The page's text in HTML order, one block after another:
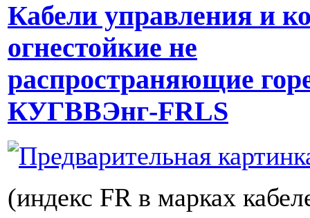
Кабели управления и
огнестойкие не
распространяющие
КУГВВЭнг-FRLS
(индекс FR в марках